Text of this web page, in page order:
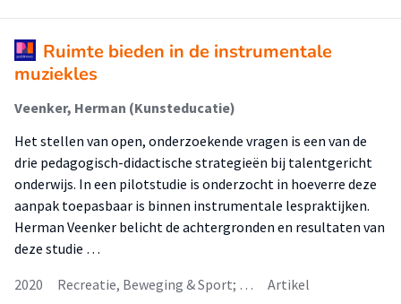
Ruimte bieden in de instrumentale
muziekles
Veenker, Herman (Kunsteducatie)
Het stellen van open, onderzoekende vragen is een van de
drie pedagogisch-didactische strategieën bij talentgericht
onderwijs. In een pilotstudie is onderzocht in hoeverre deze
aanpak toepasbaar is binnen instrumentale lespraktijken.
Herman Veenker belicht de achtergronden en resultaten van
deze studie …
2020
Recreatie, Beweging & Sport; … Artikel